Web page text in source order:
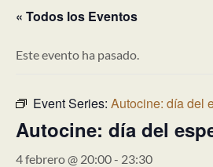
« Todos los Eventos
Este evento ha pasado.
Event Series: Autocine: día del
Autocine: día del
4 febrero @ 20:00- 23:30